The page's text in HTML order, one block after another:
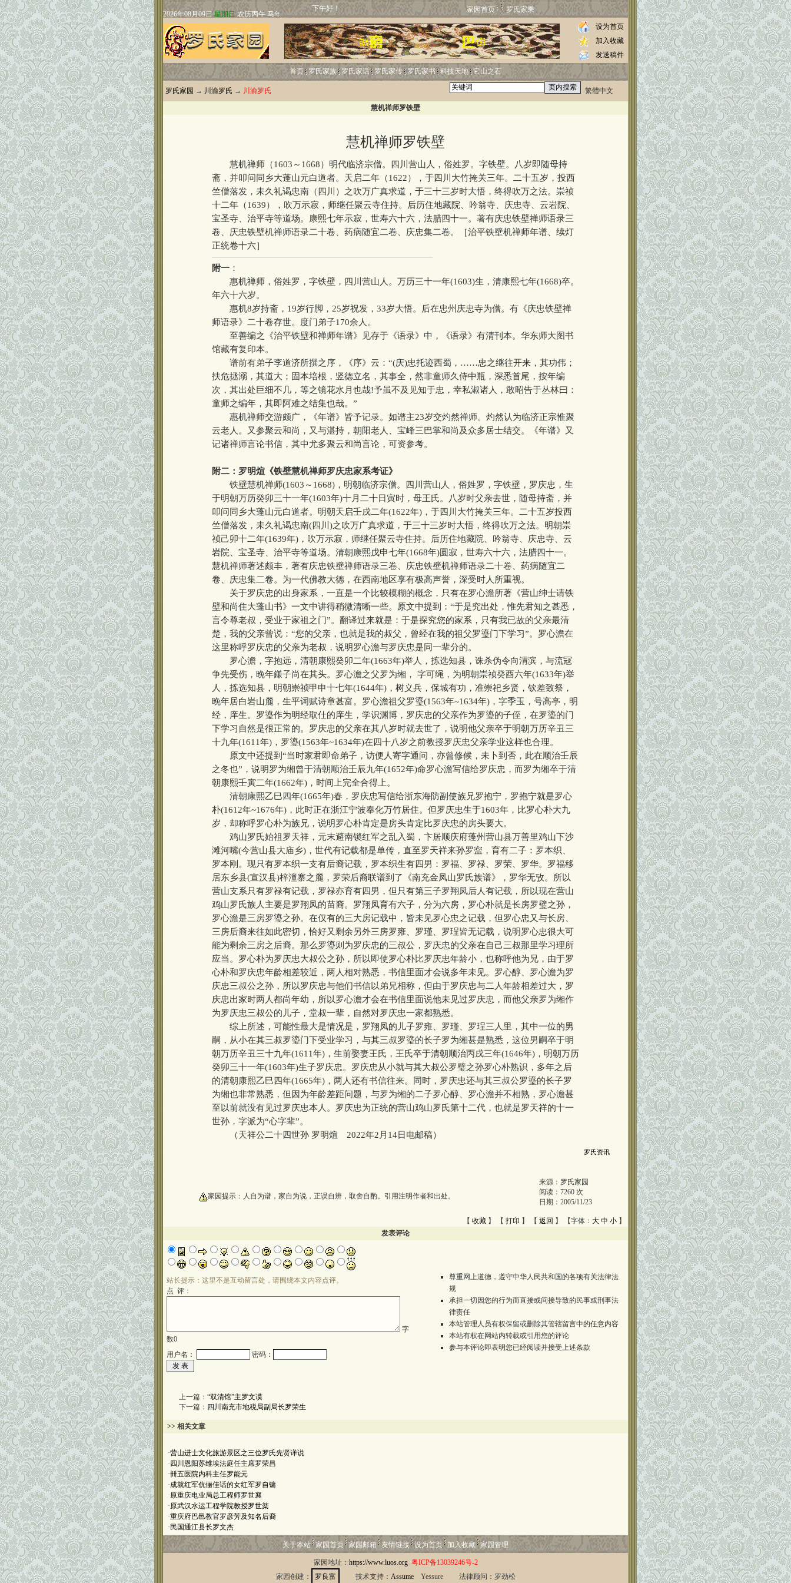
下午好！ 家园首页 罗氏家乘
设为首页
加入收藏
发送稿件
首页 罗氏家族 罗氏家话 罗氏家传 罗氏家书 科技天地 它山之石
罗氏家园 → 川渝罗氏 → 川渝罗氏 繁體中文
慧机禅师罗铁壁
慧机禅师罗铁壁
慧机禅师（1603～1668）明代临济宗僧。四川营山人，俗姓罗。字铁壁。八岁即随母持
斋，并叩问同乡大蓬山元白道者。天启二年（1622），于四川大竹掩关三年。二十五岁，投西
竺僧落发，未久礼谒忠南（四川）之吹万广真求道，于三十三岁时大悟，终得吹万之法。崇祯
十二年（1639），吹万示寂，师继任聚云寺住持。后历住地藏院、吟翁寺、庆忠寺、云岩院、
宝圣寺、治平寺等道场。康熙七年示寂，世寿六十六，法腊四十一。著有庆忠铁壁禅师语录三
卷、庆忠铁壁机禅师语录二十卷、药病随宜二卷、庆忠集二卷。［治平铁壁机禅师年谱、续灯
正统卷十六］
附一 ：
惠机禅师，俗姓罗，字铁壁，四川营山人。万历三十一年(1603)生，清康熙七年(1668)卒。
年六十六岁。
惠机8岁持斋，19岁行脚，25岁祝发，33岁大悟。后在忠州庆忠寺为僧。有《庆忠铁壁禅
师语录》二十卷存世。度门弟子170余人。
至善编之《治平铁壁和禅师年谱》见存于《语录》中，《语录》有清刊本。华东师大图书
馆藏有复印本。
谱前有弟子李道济所撰之序，《序》云：“(庆)忠托迹西蜀，……忠之继往开来，其功伟；
扶危拯溺，其道大；固本培根，竖德立名，其事全，然非童师久侍中瓶，深悉首尾，按年编
次，其出处巨细不几，等之镜花水月也哉!予虽不及见知于忠，幸私淑诸人，敢昭告于丛林曰：
童师之编年，其即阿难之结集也哉。”
惠机禅师交游颇广，《年谱》皆予记录。如谱主23岁交灼然禅师。灼然认为临济正宗惟聚
云老人。又参聚云和尚，又与湛持，朝阳老人、宝峰三巴掌和尚及众多居士结交。《年谱》又
记诸禅师言论书信，其中尤多聚云和尚言论，可资参考。
附二：罗明煊《铁壁慧机禅师罗庆忠家系考证》
铁壁慧机禅师(1603～1668)，明朝临济宗僧。四川营山人，俗姓罗，字铁壁，罗庆忠，生
于明朝万历癸卯三十一年(1603年)十月二十日寅时，母王氏。八岁时父亲去世，随母持斋，并
叩问同乡大蓬山元白道者。明朝天启壬戌二年(1622年)，于四川大竹掩关三年。二十五岁投西
竺僧落发，未久礼谒忠南(四川)之吹万广真求道，于三十三岁时大悟，终得吹万之法。明朝崇
祯己卯十二年(1639年)，吹万示寂，师继任聚云寺住持。后历住地藏院、吟翁寺、庆忠寺、云
岩院、宝圣寺、治平寺等道场。清朝康熙戊申七年(1668年)圆寂，世寿六十六，法腊四十一。
慧机禅师著述颇丰，著有庆忠铁壁禅师语录三卷、庆忠铁壁机禅师语录二十卷、药病随宜二
卷、庆忠集二卷。为一代佛教大德，在西南地区享有极高声誉，深受时人所重视。
关于罗庆忠的出身家系，一直是一个比较模糊的概念，只有在罗心澹所著《营山绅士请铁
壁和尚住大蓬山书》一文中讲得稍微清晰一些。原文中提到：“于是究出处，惟先君知之甚悉，
言令尊老叔，受业于家祖之门”。翻译过来就是：于是探究您的家系，只有我已故的父亲最清
楚，我的父亲曾说：“您的父亲，也就是我的叔父，曾经在我的祖父罗瑬门下学习”。罗心澹在
这里称呼罗庆忠的父亲为老叔，说明罗心澹与罗庆忠是同一辈分的。
罗心澹，字抱远，清朝康熙癸卯二年(1663年)举人，拣选知县，诛杀伪令向渭滨，与流冦
争先受伤，晚年鎌子尚在其头。罗心澹之父罗为缃， 字可绳，为明朝崇祯癸酉六年(1633年)举
人，拣选知县，明朝崇祯甲申十七年(1644年)，树义兵，保城有功，准崇祀乡贤，钦差致祭，
晚年居白岩山麓，生平词赋诗章甚富。罗心澹祖父罗瑬(1563年~1634年)，字季玉，号高亭，明
经，庠生。罗瑬作为明经取仕的庠生，学识渊博，罗庆忠的父亲作为罗瑬的子侄，在罗瑬的门
下学习自然是很正常的。罗庆忠的父亲在其八岁时就去世了，说明他父亲卒于明朝万历辛丑三
十九年(1611年)，罗瑬(1563年~1634年)在四十八岁之前教授罗庆忠父亲学业这样也合理。
原文中还提到“当时家君即命弟子，访便人寄字通问，亦曾修候，未卜到否，此在顺治壬辰
之冬也”，说明罗为缃曾于清朝顺治壬辰九年(1652年)命罗心澹写信给罗庆忠，而罗为缃卒于清
朝康熙壬寅二年(1662年)，时间上完全合得上。
清朝康熙乙巳四年(1665年)春，罗庆忠写信给浙东海防副使族兄罗抱宁，罗抱宁就是罗心
朴(1612年~1676年)，此时正在浙江宁波奉化万竹居住。但罗庆忠生于1603年，比罗心朴大九
岁，却称呼罗心朴为族兄，说明罗心朴肯定是房头肯定比罗庆忠的房头要大。
鸡山罗氏始祖罗天祥，元末避南锁红军之乱入蜀，卞居顺庆府蓬州营山县万善里鸡山下沙
滩河嘴(今营山县大庙乡)，世代有记载都是单传，直至罗天祥来孙罗寍，育有二子：罗本织、
罗本刚。现只有罗本织一支有后裔记载，罗本织生有四男：罗福、罗禄、罗荣、罗华。罗福移
居东乡县(宣汉县)梓潼寨之麓，罗荣后裔联谱到了《南充金凤山罗氏族谱》，罗华无攷。所以
营山支系只有罗禄有记载，罗禄亦育有四男，但只有第三子罗翔凤后人有记载，所以现在营山
鸡山罗氏族人主要是罗翔凤的苗裔。罗翔凤育有六子，分为六房，罗心朴就是长房罗璧之孙，
罗心澹是三房罗瑬之孙。在仅有的三大房记载中，皆未见罗心忠之记载，但罗心忠又与长房、
三房后裔来往如此密切，恰好又剩余另外三房罗雍、罗瑾、罗珵皆无记载，说明罗心忠很大可
能为剩余三房之后裔。那么罗瑬则为罗庆忠的三叔公，罗庆忠的父亲在自己三叔那里学习理所
应当。罗心朴为罗庆忠大叔公之孙，所以即使罗心朴比罗庆忠年龄小，也称呼他为兄，由于罗
心朴和罗庆忠年龄相差较近，两人相对熟悉，书信里面才会说多年未见。罗心醇、罗心澹为罗
庆忠三叔公之孙，所以罗庆忠与他们书信以弟兄相称，但由于罗庆忠与二人年龄相差过大，罗
庆忠出家时两人都尚年幼，所以罗心澹才会在书信里面说他未见过罗庆忠，而他父亲罗为缃作
为罗庆忠三叔公的儿子，堂叔一辈，自然对罗庆忠一家都熟悉。
综上所述，可能性最大是情况是，罗翔凤的儿子罗雍、罗瑾、罗珵三人里，其中一位的男
嗣，从小在其三叔罗瑬门下受业学习，与其三叔罗瑬的长子罗为缃甚是熟悉，这位男嗣卒于明
朝万历辛丑三十九年(1611年)，生前娶妻王氏，王氏卒于清朝顺治丙戌三年(1646年)，明朝万历
癸卯三十一年(1603年)生子罗庆忠。罗庆忠从小就与其大叔公罗璧之孙罗心朴熟识，多年之后
的清朝康熙乙巳四年(1665年)，两人还有书信往来。同时，罗庆忠还与其三叔公罗瑬的长子罗
为缃也非常熟悉，但因为年龄差距问题，与罗为缃的二子罗心醇、罗心澹并不相熟，罗心澹甚
至以前就没有见过罗庆忠本人。罗庆忠为正统的营山鸡山罗氏第十二代，也就是罗天祥的十一
世孙，字派为“心字辈”。
（天祥公二十四世孙 罗明煊 2022年2月14日电邮稿）
罗氏资讯
家园提示：人自为谱，家自为说，正误自辨，取舍自酌。引用注明作者和出处。
来源： 罗氏家园
阅读： 7260 次
日期： 2005/11/23
【 收藏 】 【 打印 】 【 返回 】 【字体： 大 中 小 】
发表评论
站长提示：这里不是互动留言处，请围绕本文内容点评。
点 评：
字
数0
用户名：
密码：
尊重网上道德，遵守中华人民共和国的各项有关法律法
规
承担一切因您的行为而直接或间接导致的民事或刑事法
律责任
本站管理人员有权保留或删除其管辖留言中的任意内容
本站有权在网站内转载或引用您的评论
参与本评论即表明您已经阅读并接受上述条款
上一篇： “双清馆”主罗文谟
下一篇： 四川南充市地税局副局长罗荣生
>> 相关文章
·营山进士文化旅游景区之三位罗氏先贤详说
· 四川恩阳苏维埃法庭任主席罗荣昌
·卌五医院内科主任罗能元
·成就红军伉俪佳话的女红军罗自镛
·原重庆电业局总工程师罗世襄
·原武汉水运工程学院教授罗世棻
·重庆府巴邑教官罗彦芳及知名后裔
· 民国通江县长罗文杰
关于本站 家园首页 家园邮箱 友情链接 设为首页 加入收藏 家园管理
家园地址： https://www.luos.org 粤ICP备13039246号-2
家园创建：
罗良富 技术支持： AssumeYessure 法律顾问：罗劲松